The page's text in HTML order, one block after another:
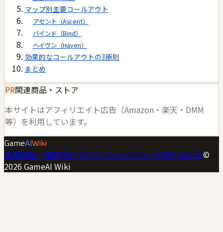
マップ別主要コールアウト
アセント（Ascent）
バインド（Bind）
ヘイヴン（Haven）
効果的なコールアウトの3原則
まとめ
PR関連商品・ストア
本サイトはアフィリエイト広告（Amazon・楽天・DMM
等）を利用しています。
GameAI Wiki
運営情報・編集方針プライバシーポリシーお問い合わせ©
2026 GameAI Wiki